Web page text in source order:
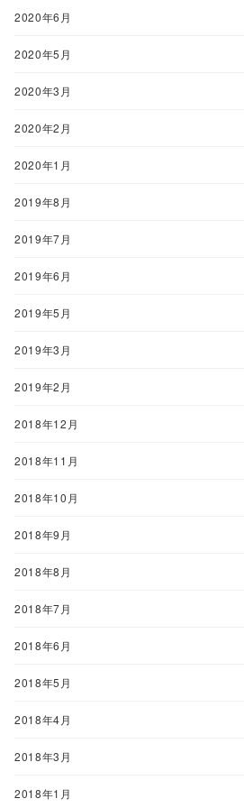
2020年6月
2020年5月
2020年3月
2020年2月
2020年1月
2019年8月
2019年7月
2019年6月
2019年5月
2019年3月
2019年2月
2018年12月
2018年11月
2018年10月
2018年9月
2018年8月
2018年7月
2018年6月
2018年5月
2018年4月
2018年3月
2018年1月